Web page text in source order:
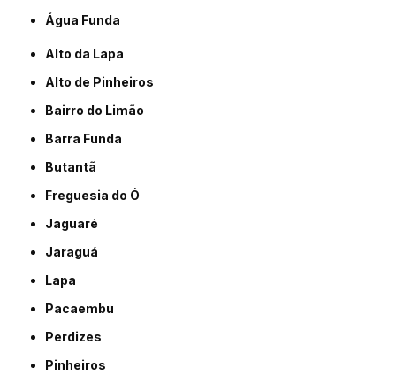
Água Funda
Alto da Lapa
Alto de Pinheiros
Bairro do Limão
Barra Funda
Butantã
Freguesia do Ó
Jaguaré
Jaraguá
Lapa
Pacaembu
Perdizes
Pinheiros